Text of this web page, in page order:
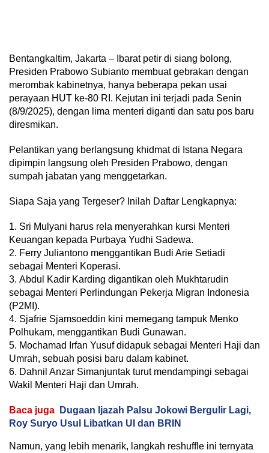
Bentangkaltim, Jakarta – Ibarat petir di siang bolong,
Presiden Prabowo Subianto membuat gebrakan dengan
merombak kabinetnya, hanya beberapa pekan usai
perayaan HUT ke-80 RI. Kejutan ini terjadi pada Senin
(8/9/2025), dengan lima menteri diganti dan satu pos baru
diresmikan.
Pelantikan yang berlangsung khidmat di Istana Negara
dipimpin langsung oleh Presiden Prabowo, dengan
sumpah jabatan yang menggetarkan.
Siapa Saja yang Tergeser? Inilah Daftar Lengkapnya:
1. Sri Mulyani harus rela menyerahkan kursi Menteri
Keuangan kepada Purbaya Yudhi Sadewa.
2. Ferry Juliantono menggantikan Budi Arie Setiadi
sebagai Menteri Koperasi.
3. Abdul Kadir Karding digantikan oleh Mukhtarudin
sebagai Menteri Perlindungan Pekerja Migran Indonesia
(P2MI).
4. Sjafrie Sjamsoeddin kini memegang tampuk Menko
Polhukam, menggantikan Budi Gunawan.
5. Mochamad Irfan Yusuf didapuk sebagai Menteri Haji dan
Umrah, sebuah posisi baru dalam kabinet.
6. Dahnil Anzar Simanjuntak turut mendampingi sebagai
Wakil Menteri Haji dan Umrah.
Baca juga
Dugaan Ijazah Palsu Jokowi Bergulir Lagi,
Roy Suryo Usul Libatkan UI dan BRIN
Namun, yang lebih menarik, langkah reshuffle ini ternyata